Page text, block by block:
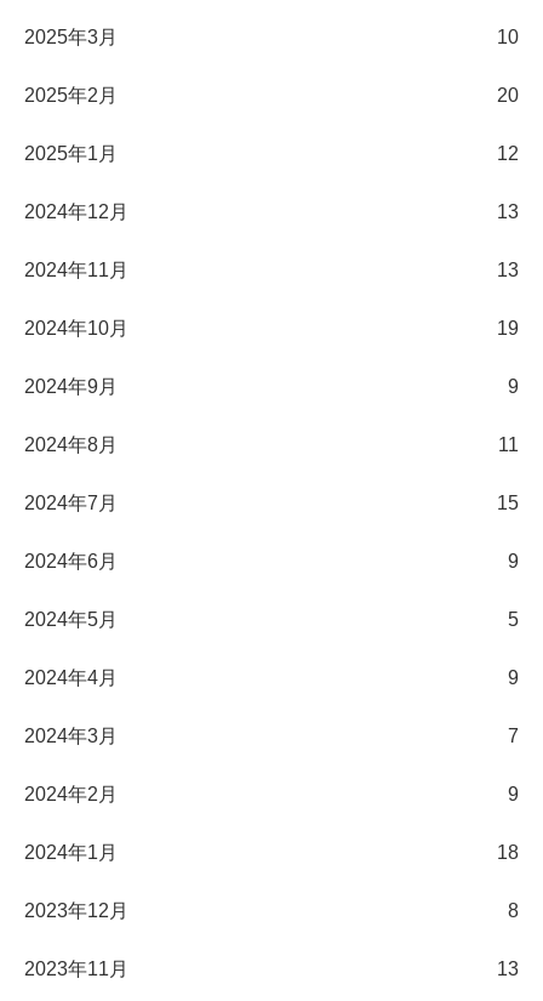
2025年3月 10
2025年2月 20
2025年1月 12
2024年12月 13
2024年11月 13
2024年10月 19
2024年9月 9
2024年8月 11
2024年7月 15
2024年6月 9
2024年5月 5
2024年4月 9
2024年3月 7
2024年2月 9
2024年1月 18
2023年12月 8
2023年11月 13